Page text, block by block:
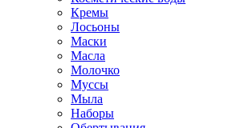
Кремы
Лосьоны
Маски
Масла
Молочко
Муссы
Мыла
Наборы